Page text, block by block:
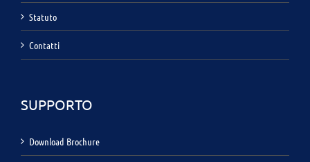
Statuto
Contatti
SUPPORTO
Download Brochure